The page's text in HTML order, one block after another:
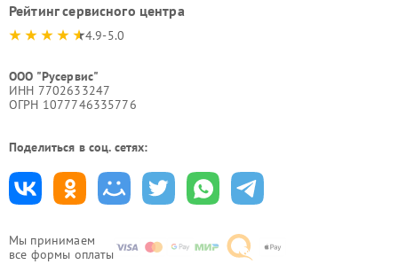
Мы принимаем
все формы оплаты
Рейтинг сервисного центра
4.9-5.0
ООО "Русервис"
ИНН 7702633247
ОГРН 1077746335776
Поделиться в соц. сетях: